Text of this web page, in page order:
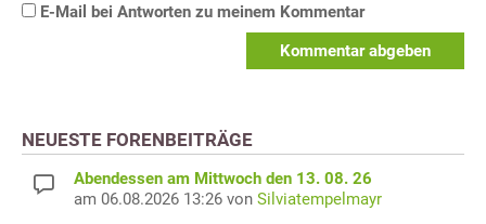
E-Mail bei Antworten zu meinem Kommentar
Kommentar abgeben
NEUESTE FORENBEITRÄGE
Abendessen am Mittwoch den 13. 08. 26
am 06.08.2026 13:26 von Silviatempelmayr